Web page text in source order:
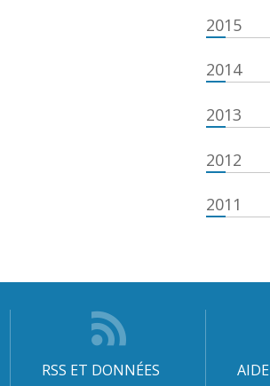
2015
2014
2013
2012
2011
RSS ET DONNÉES AIDE